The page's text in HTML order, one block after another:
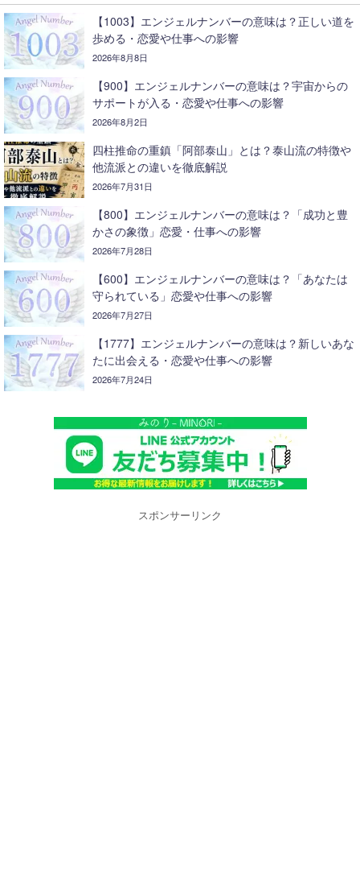
【1003】エンジェルナンバーの意味は？正しい道を
歩める・恋愛や仕事への影響
2026年8月8日
【900】エンジェルナンバーの意味は？宇宙からの
サポートが入る・恋愛や仕事への影響
2026年8月2日
四柱推命の重鎮「阿部泰山」とは？泰山流の特徴や
他流派との違いを徹底解説
2026年7月31日
【800】エンジェルナンバーの意味は？「成功と豊
かさの象徴」恋愛・仕事への影響
2026年7月28日
【600】エンジェルナンバーの意味は？「あなたは
守られている」恋愛や仕事への影響
2026年7月27日
【1777】エンジェルナンバーの意味は？新しいあな
たに出会える・恋愛や仕事への影響
2026年7月24日
スポンサーリンク